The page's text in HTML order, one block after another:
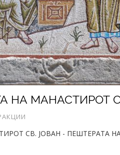
СВ. ЈОВАН - ПЕШТЕРАТА